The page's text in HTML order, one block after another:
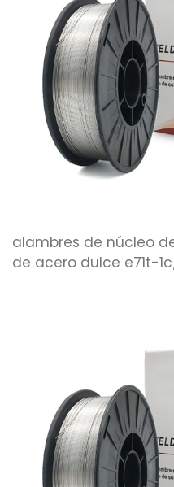
alambres de núcleo
de acero dulce e71t-